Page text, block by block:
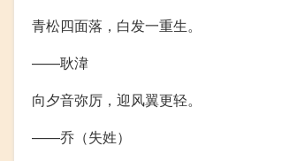
青松四面落，白发一重生。
——耿湋
向夕音弥厉，迎风翼更轻。
——乔（失姓）